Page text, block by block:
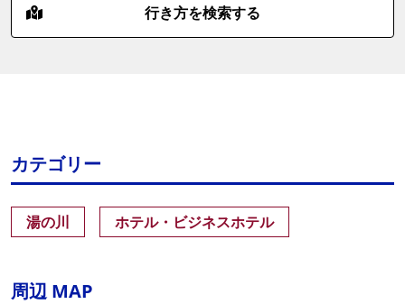
行き方を検索する
カテゴリー
湯の川 ホテル・ビジネスホテル
周辺 MAP